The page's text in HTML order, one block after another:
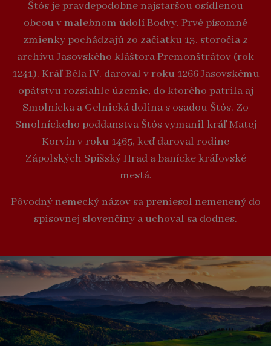
Štós je pravdepodobne najstaršou osídlenou
obcou v malebnom údolí Bodvy. Prvé písomné
zmienky pochádzajú zo začiatku 13. storočia z
archívu Jasovského kláštora Premonštrátov (rok
1241). Kráľ Béla IV. daroval v roku 1266 Jasovskému
opátstvu rozsiahle územie, do ktorého patrila aj
Smolnícka a Gelnická dolina s osadou Štós. Zo
Smolníckeho poddanstva Štós vymanil kráľ Matej
Korvín v roku 1465, keď daroval rodine
Zápolských Spišský Hrad a banícke kráľovské
mestá.
Pôvodný nemecký názov sa preniesol nemenený do
spisovnej slovenčiny a uchoval sa dodnes.